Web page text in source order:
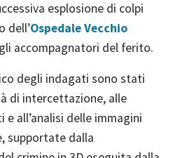
esplosione di colpi
dell’Ospedale Vecchio
accompagnatori del ferito.
degli indagati sono stati
di intercettazione, alle
all’analisi delle immagini
supportate dalla